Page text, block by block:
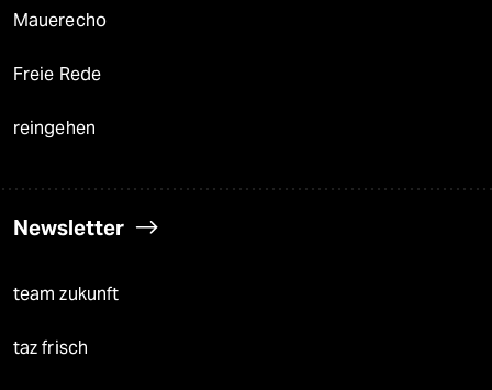
Mauerecho
Freie Rede
reingehen
Newsletter
team zukunft
taz frisch